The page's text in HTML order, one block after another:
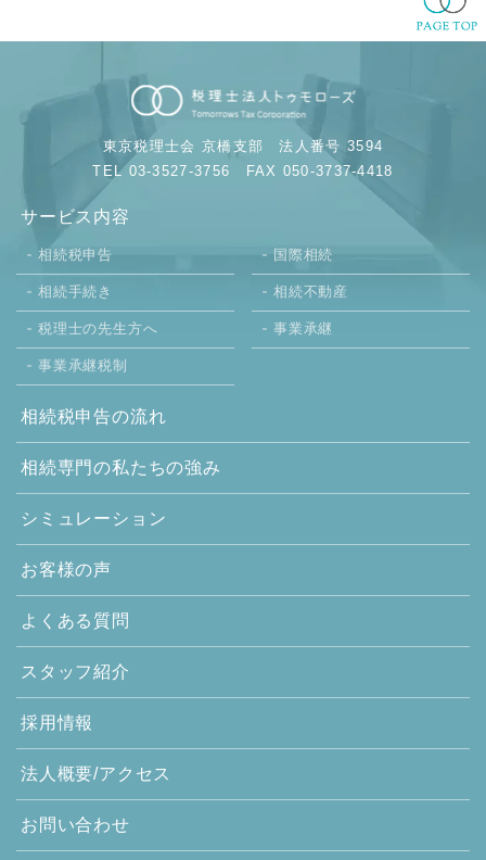
東京税理士会 京橋支部法人番号 3594
TEL 03-3527-3756 FAX 050-3737-4418
サービス内容
相続税申告 国際相続
相続手続き 相続不動産
税理士の先生方へ 事業承継
事業承継税制
相続税申告の流れ
相続専門の私たちの強み
シミュレーション
お客様の声
よくある質問
スタッフ紹介
採用情報
法人概要/アクセス
お問い合わせ